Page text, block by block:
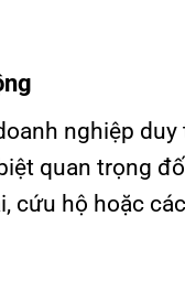
nghiệp
quan trọng
cứu hộ hoặc